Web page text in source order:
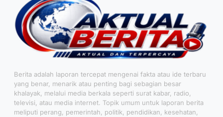
Berita adalah laporan tercepat mengenai fakta atau ide terbaru
yang benar, menarik atau penting bagi sebagian besar
khalayak, melalui media berkala seperti surat kabar, radio,
televisi, atau media internet. Topik umum untuk laporan berita
meliputi perang, pemerintah, politik, pendidikan, kesehatan,